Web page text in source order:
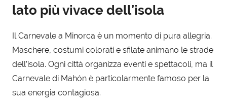
lato più vivace dell’isola
Il Carnevale a Minorca è un momento di pura allegria.
Maschere, costumi colorati e sfilate animano le strade
dell’isola. Ogni città organizza eventi e spettacoli, ma il
Carnevale di Mahón è particolarmente famoso per la
sua energia contagiosa.